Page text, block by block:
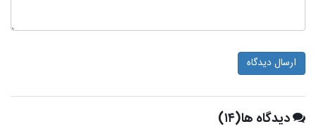
ارسال دیدگاه
دیدگاه ها(۱۴)